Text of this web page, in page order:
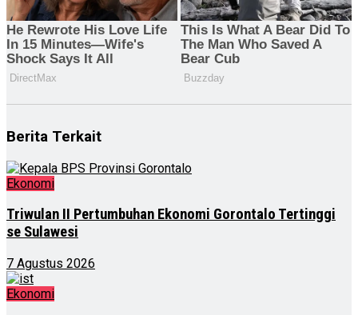
Berita Terkait
Ekonomi
Triwulan II Pertumbuhan Ekonomi Gorontalo Tertinggi
se Sulawesi
7 Agustus 2026
Ekonomi